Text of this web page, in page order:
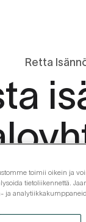
Retta
toimii oikein ja
tietoliikennettä.
ja